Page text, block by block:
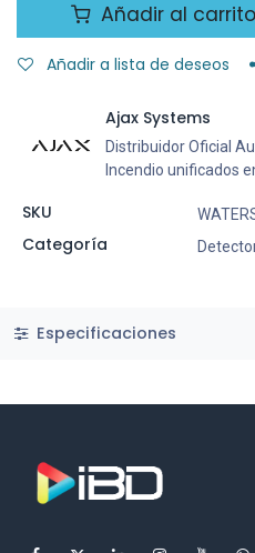
Añadir al carrito
Añadir a lista de deseos
Ajax Systems
Distribuidor Oficial
Incendio unificados
SKU
Categoría
Especificaciones